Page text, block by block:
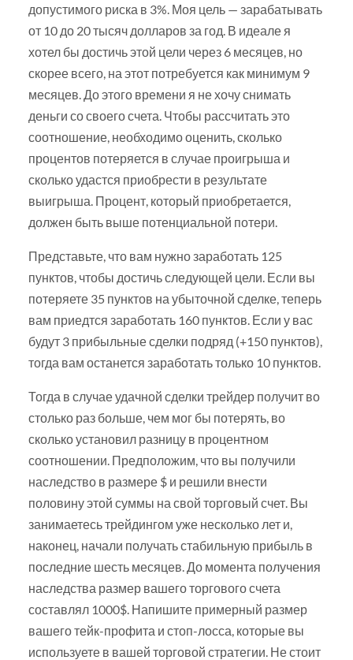
допустимого риска в 3%. Моя цель — зарабатывать
от 10 до 20 тысяч долларов за год. В идеале я
хотел бы достичь этой цели через 6 месяцев, но
скорее всего, на этот потребуется как минимум 9
месяцев. До этого времени я не хочу снимать
деньги со своего счета. Чтобы рассчитать это
соотношение, необходимо оценить, сколько
процентов потеряется в случае проигрыша и
сколько удастся приобрести в результате
выигрыша. Процент, который приобретается,
должен быть выше потенциальной потери.
Представьте, что вам нужно заработать 125
пунктов, чтобы достичь следующей цели. Если вы
потеряете 35 пунктов на убыточной сделке, теперь
вам приедтся заработать 160 пунктов. Если у вас
будут 3 прибыльные сделки подряд (+150 пунктов),
тогда вам останется заработать только 10 пунктов.
Тогда в случае удачной сделки трейдер получит во
столько раз больше, чем мог бы потерять, во
сколько установил разницу в процентном
соотношении. Предположим, что вы получили
наследство в размере $ и решили внести
половину этой суммы на свой торговый счет. Вы
занимаетесь трейдингом уже несколько лет и,
наконец, начали получать стабильную прибыль в
последние шесть месяцев. До момента получения
наследства размер вашего торгового счета
составлял 1000$. Напишите примерный размер
вашего тейк-профита и стоп-лосса, которые вы
используете в вашей торговой стратегии. Не стоит